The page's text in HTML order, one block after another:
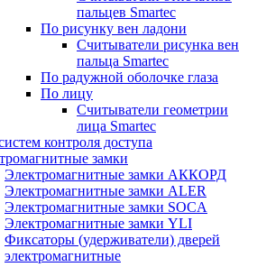
пальцев Smartec
По рисунку вен ладони
Считыватели рисунка вен
пальца Smartec
По радужной оболочке глаза
По лицу
Считыватели геометрии
лица Smartec
контроля доступа
замки
Электромагнитные замки АККОРД
Электромагнитные замки ALER
Электромагнитные замки SOCA
Электромагнитные замки YLI
Фиксаторы (удерживатели) дверей
электромагнитные